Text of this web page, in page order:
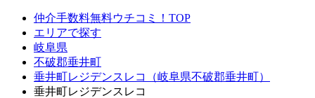
仲介手数料無料ウチコミ！TOP
エリアで探す
岐阜県
不破郡垂井町
垂井町レジデンスレコ（岐阜県不破郡垂井町）
垂井町レジデンスレコ